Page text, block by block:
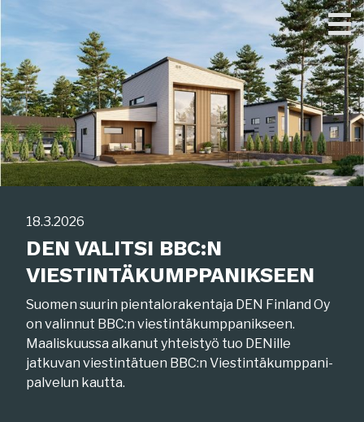
content
18.3.2026
DEN VALITSI BBC:N
VIESTINTÄKUMPPANIKSEEN
Suomen suurin pientalorakentaja DEN Finland Oy
on valinnut BBC:n viestintäkumppanikseen.
Maaliskuussa alkanut yhteistyö tuo DENille
jatkuvan viestintätuen BBC:n Viestintäkumppani-
palvelun kautta.